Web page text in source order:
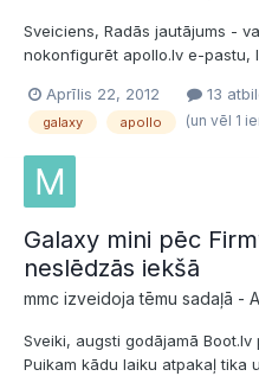
Sveiciens, Radās jautājums -
nokonfigurēt apollo.lv e-
pasta servera stāv com.lmt.lv,
izmantots wi-fi savienojums. Ja
Aprīlis 22, 2012 13
galaxy apollo (un vēl 1
Galaxy mini pēc
neslēdzās iekšā
mmc izveidoja tēmu sadaļā -
Sveiki, augsti godājamā
Puikam kādu laiku atpakaļ tika